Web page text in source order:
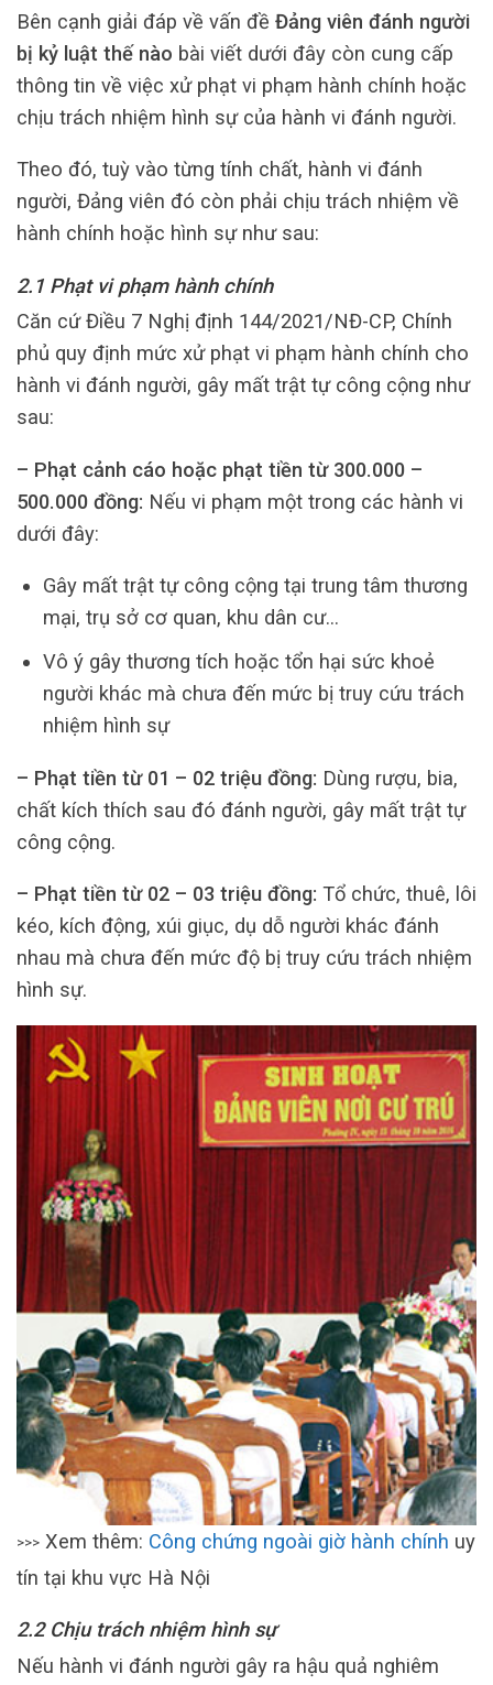
Bên cạnh giải đáp về vấn đề Đảng viên đánh người
bị kỷ luật thế nào bài viết dưới đây còn cung cấp
thông tin về việc xử phạt vi phạm hành chính hoặc
chịu trách nhiệm hình sự của hành vi đánh người.
Theo đó, tuỳ vào từng tính chất, hành vi đánh
người, Đảng viên đó còn phải chịu trách nhiệm về
hành chính hoặc hình sự như sau:
2.1 Phạt vi phạm hành chính
Căn cứ Điều 7 Nghị định 144/2021/NĐ-CP, Chính
phủ quy định mức xử phạt vi phạm hành chính cho
hành vi đánh người, gây mất trật tự công cộng như
sau:
– Phạt cảnh cáo hoặc phạt tiền từ 300.000 –
500.000 đồng: Nếu vi phạm một trong các hành vi
dưới đây:
Gây mất trật tự công cộng tại trung tâm thương
mại, trụ sở cơ quan, khu dân cư…
Vô ý gây thương tích hoặc tổn hại sức khoẻ
người khác mà chưa đến mức bị truy cứu trách
nhiệm hình sự
– Phạt tiền từ 01 – 02 triệu đồng: Dùng rượu, bia,
chất kích thích sau đó đánh người, gây mất trật tự
công cộng.
– Phạt tiền từ 02 – 03 triệu đồng: Tổ chức, thuê, lôi
kéo, kích động, xúi giục, dụ dỗ người khác đánh
nhau mà chưa đến mức độ bị truy cứu trách nhiệm
hình sự.
>>> Xem thêm: Công chứng ngoài giờ hành chính uy
tín tại khu vực Hà Nội
2.2 Chịu trách nhiệm hình sự
Nếu hành vi đánh người gây ra hậu quả nghiêm